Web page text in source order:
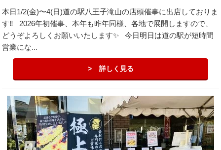
本日1/2(金)〜4(日)道の駅八王子滝山の店頭催事に出店しておりま
す‼️ 2026年初催事、本年も昨年同様、各地で展開しますので、
どうぞよろしくお願いいたします✨ 今日明日は道の駅が短時間
営業にな...
詳しく見る